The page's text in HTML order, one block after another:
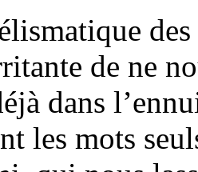
de ne
dans
les mots